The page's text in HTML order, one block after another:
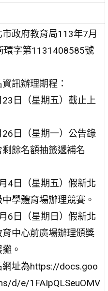
政府教育局113年7月
環字第1131408585號
訊辦理期程：
日（星期五）截止上
日（星期一）公告錄
餘名額抽籤遞補名
4日（星期五）假新北
學體育場辦理競賽。
6日（星期日）假新北
中心前廣場辦理頒獎
。
網址為https://docs.goo
d/e/1FAIpQLSeuOMV